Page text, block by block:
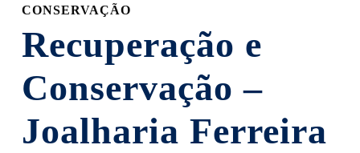
CONSERVAÇÃO
Recuperação e
Conservação –
Joalharia Ferreira